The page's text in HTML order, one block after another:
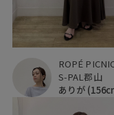
ROPÉ
S-PAL郡山
ありが